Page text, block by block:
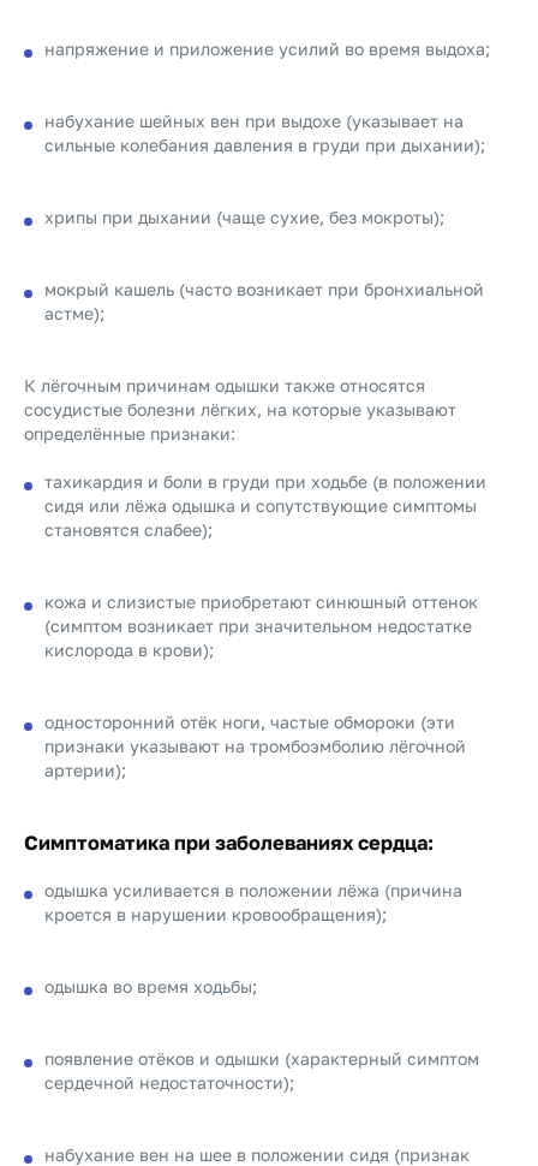
напряжение и приложение усилий во время выдоха;
набухание шейных вен при выдохе (указывает на
сильные колебания давления в груди при дыхании);
хрипы при дыхании (чаще сухие, без мокроты);
мокрый кашель (часто возникает при бронхиальной
астме);
К лёгочным причинам одышки также относятся
сосудистые болезни лёгких, на которые указывают
определённые признаки:
тахикардия и боли в груди при ходьбе (в положении
сидя или лёжа одышка и сопутствующие симптомы
становятся слабее);
кожа и слизистые приобретают синюшный оттенок
(симптом возникает при значительном недостатке
кислорода в крови);
односторонний отёк ноги, частые обмороки (эти
признаки указывают на тромбоэмболию лёгочной
артерии);
Симптоматика при заболеваниях сердца:
одышка усиливается в положении лёжа (причина
кроется в нарушении кровообращения);
одышка во время ходьбы;
появление отёков и одышки (характерный симптом
сердечной недостаточности);
набухание вен на шее в положении сидя (признак